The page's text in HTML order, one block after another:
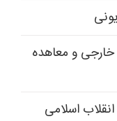
و معاهده
اسلامی